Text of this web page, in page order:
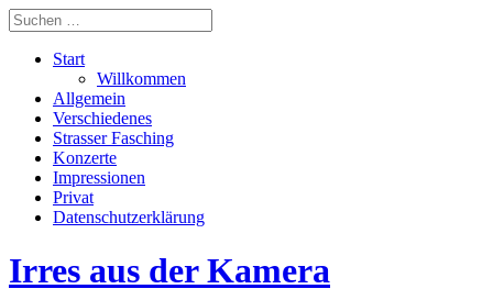
Start
Willkommen
Allgemein
Verschiedenes
Strasser Fasching
Konzerte
Impressionen
Privat
Datenschutzerklärung
Irres aus der Kamera